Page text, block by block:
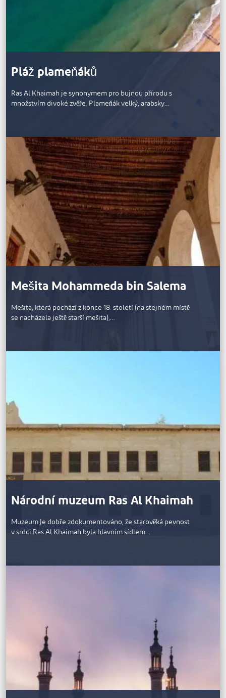
Pláž plameňáků
Ras Al Khaimah je synonymem pro bujnou přírodu s
množstvím divoké zvěře. Plameňák velký, arabsky…
Mešita Mohammeda bin Salema
Mešita, která pochází z konce 18. století (na stejném místě
se nacházela ještě starší mešita),…
Národní muzeum Ras Al Khaimah
Muzeum Je dobře zdokumentováno, že starověká pevnost
v srdci Ras Al Khaimah byla hlavním sídlem…